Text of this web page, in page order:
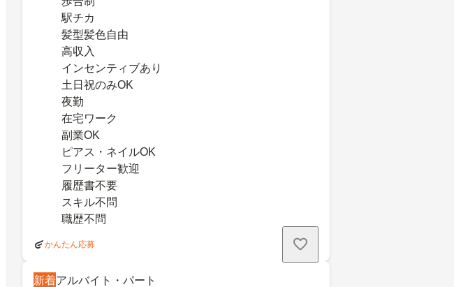
駅チカ
髪型髪色自由
高収入
インセンティブあり
土日祝のみOK
夜勤
在宅ワーク
副業OK
ピアス・ネイルOK
フリーター歓迎
履歴書不要
スキル不問
職歴不問
かんたん応募
新着アルバイト・パート